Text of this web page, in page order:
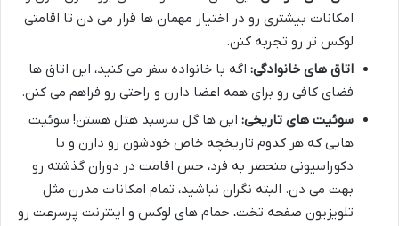
امکانات بیشتری رو در اختیار مهمان ها قرار می دن تا اقامتی
لوکس تر رو تجربه کنن.
اتاق های خانوادگی: اگه با خانواده سفر می کنید، این اتاق ها
فضای کافی رو برای همه اعضا دارن و راحتی رو فراهم می کنن.
سوئیت های تاریخی: این ها گل سرسبد هتل هستن! سوئیت
هایی که هر کدوم تاریخچه خاص خودشون رو دارن و با
دکوراسیونی منحصر به فرد، حس اقامت در دوران گذشته رو
بهت می دن. البته نگران نباشید، تمام امکانات مدرن مثل
تلویزیون صفحه تخت، حمام های لوکس و اینترنت پرسرعت رو